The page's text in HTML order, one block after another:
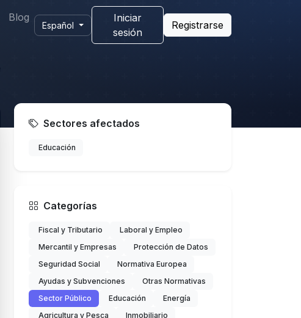
Blog
Español
Iniciar
sesión
Registrarse
Sectores afectados
Educación
Categorías
Fiscal y Tributario
Laboral y Empleo
Mercantil y Empresas
Protección de Datos
Seguridad Social
Normativa Europea
Ayudas y Subvenciones
Otras Normativas
Sector Público
Educación
Energía
Agricultura y Pesca
Inmobiliario